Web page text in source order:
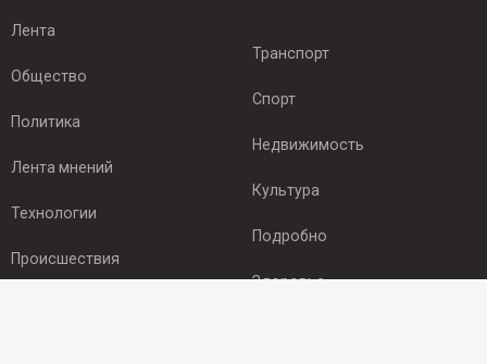
Лента
Общество
Политика
Лента мнений
Технологии
Происшествия
Транспорт
Спорт
Недвижимость
Культура
Подробно
Здоровье